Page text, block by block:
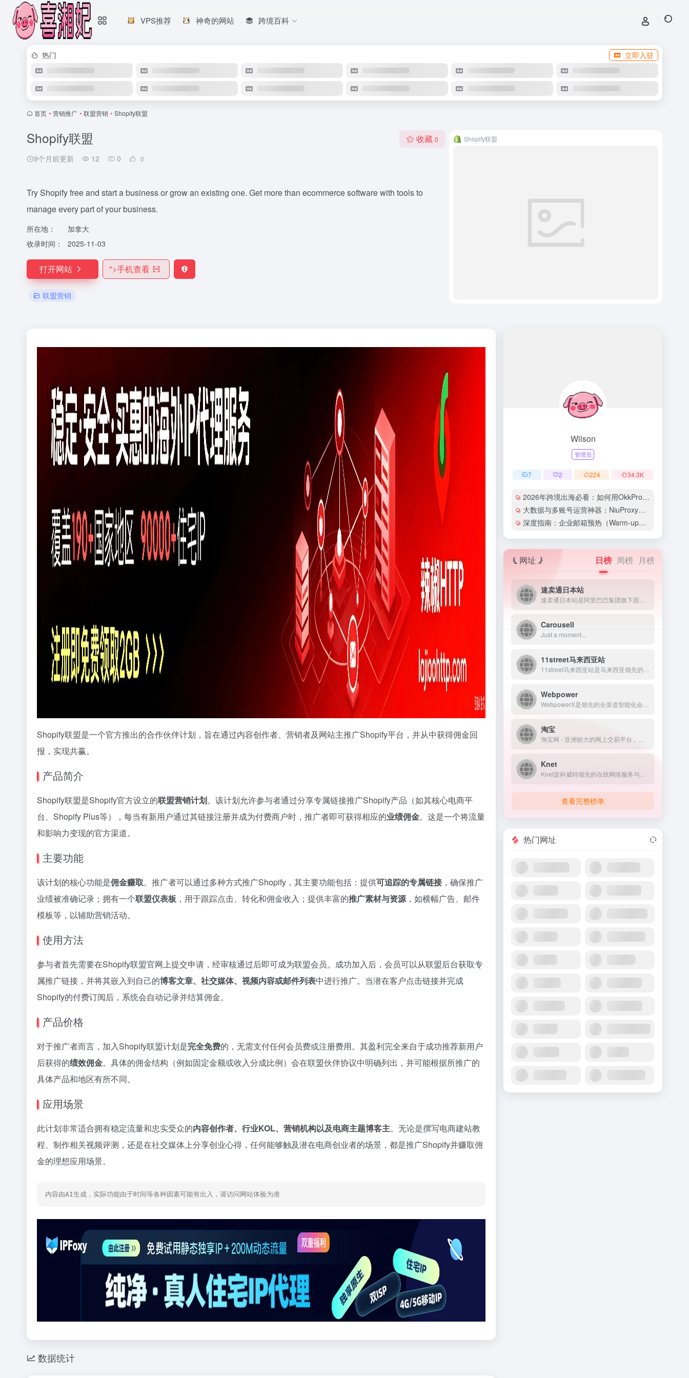
VPS推荐 神奇的网站 跨境百科
热门 立即入驻
首页 • 营销推广 • 联盟营销 • Shopify联盟
Shopify联盟
9个月前更新 12 0 0
收藏 0
Try Shopify free and start a business or grow an existing one. Get more than ecommerce software with tools to
manage every part of your business.
所在地：
加拿大
收录时间：
2025-11-03
打开网站 ">手机查看
联盟营销
Shopify联盟
Shopify联盟是一个官方推出的合作伙伴计划，旨在通过内容创作者、营销者及网站主推广Shopify平台，并从中获得佣金回
报，实现共赢。
产品简介
Shopify联盟是Shopify官方设立的联盟营销计划。该计划允许参与者通过分享专属链接推广Shopify产品（如其核心电商平
台、Shopify Plus等），每当有新用户通过其链接注册并成为付费商户时，推广者即可获得相应的业绩佣金。这是一个将流量
和影响力变现的官方渠道。
主要功能
该计划的核心功能是佣金赚取。推广者可以通过多种方式推广Shopify，其主要功能包括：提供可追踪的专属链接 ，确保推广
业绩被准确记录；拥有一个联盟仪表板 ，用于跟踪点击、转化和佣金收入；提供丰富的推广素材与资源，如横幅广告、邮件
模板等，以辅助营销活动。
使用方法
参与者首先需要在Shopify联盟官网上提交申请，经审核通过后即可成为联盟会员。成功加入后，会员可以从联盟后台获取专
属推广链接，并将其嵌入到自己的博客文章、社交媒体、视频内容或邮件列表中进行推广。当潜在客户点击链接并完成
Shopify的付费订阅后，系统会自动记录并结算佣金。
产品价格
对于推广者而言，加入Shopify联盟计划是完全免费的，无需支付任何会员费或注册费用。其盈利完全来自于成功推荐新用户
后获得的绩效佣金。具体的佣金结构（例如固定金额或收入分成比例）会在联盟伙伴协议中明确列出，并可能根据所推广的
具体产品和地区有所不同。
应用场景
此计划非常适合拥有稳定流量和忠实受众的内容创作者、行业KOL、营销机构以及电商主题博客主。无论是撰写电商建站教
程、制作相关视频评测，还是在社交媒体上分享创业心得，任何能够触及潜在电商创业者的场景，都是推广Shopify并赚取佣
金的理想应用场景。
内容由AI生成，实际功能由于时间等各种因素可能有出入，请访问网站体验为准
数据统计
Wilson
管理员
7 2 224 34.3K
2026年跨境出海必看：如何用OkkProxy彻底解决网络延迟与IP被封难题？
大数据与多账号运营神器：NiuProxy助力跨境工作室业务高效爆单！
深度指南：企业邮箱预热（Warm-up）的详细技巧与实操策略（含配图）
网址 日榜 周榜 月榜
速卖通日本站
Carousell
Just a moment...
11street马来西亚站
Webpower
淘宝
Knet
查看完整榜单
热门网址